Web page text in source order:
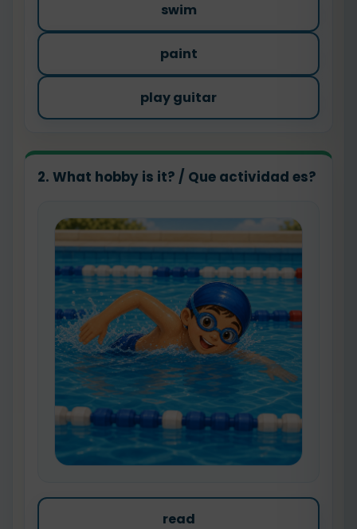
swim
paint
play guitar
2. What hobby is it? / Que actividad es?
read